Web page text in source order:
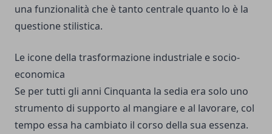
una funzionalità che è tanto centrale quanto lo è la
questione stilistica.
Le icone della trasformazione industriale e socio-
economica
Se per tutti gli anni Cinquanta la sedia era solo uno
strumento di supporto al mangiare e al lavorare, col
tempo essa ha cambiato il corso della sua essenza.